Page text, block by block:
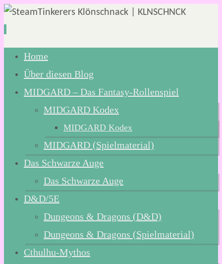
Zum
Inhalt
springen
Home
Über diesen Blog
MIDGARD – Das Fantasy-Rollenspiel
MIDGARD Kodex
MIDGARD Kodex
MIDGARD (Spielmaterial)
Das Schwarze Auge
Das Schwarze Auge
D&D/5E
Dungeons & Dragons (D&D)
Dungeons & Dragons (Spielmaterial)
Cthulhu-Mythos